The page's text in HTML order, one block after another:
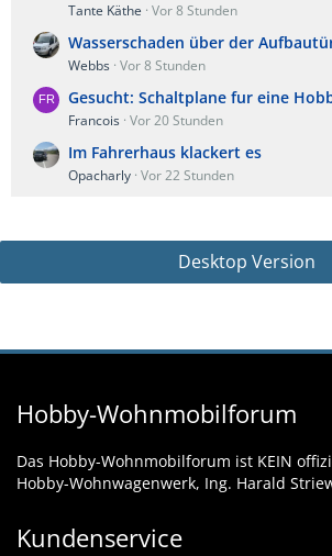
Tante Käthe Vor 8 Stunden
Wasserschaden über der
Webbs Vor 8 Stunden
Gesucht: Schaltplane fur eine
Francois Vor 20 Stunden
Im Fahrerhaus klackert es
Opacharly Vor 22 Stunden
Desktop Version
Hobby-Wohnmobilforum
Das Hobby-Wohnmobilforum ist KEIN
Hobby-Wohnwagenwerk, Ing. Harald
Kundenservice